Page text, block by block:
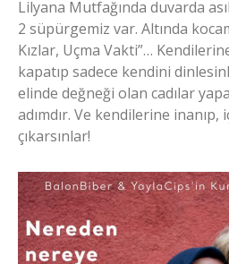
Lilyana Mutfağında duvarda
2 süpürgemiz var. Altında
Kızlar, Uçma Vakti”…
kapatıp sadece kendini
elinde değneği olan cadılar
adımdır. Ve kendilerine inanıp,
çıkarsınlar!